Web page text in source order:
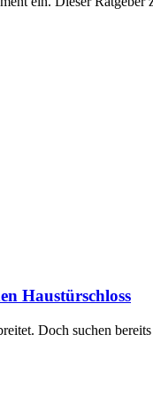
Haustürschloss
Doch suchen